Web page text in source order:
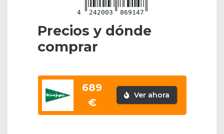
4 242003 869147
Precios y dónde
comprar
689
€
Ver ahora